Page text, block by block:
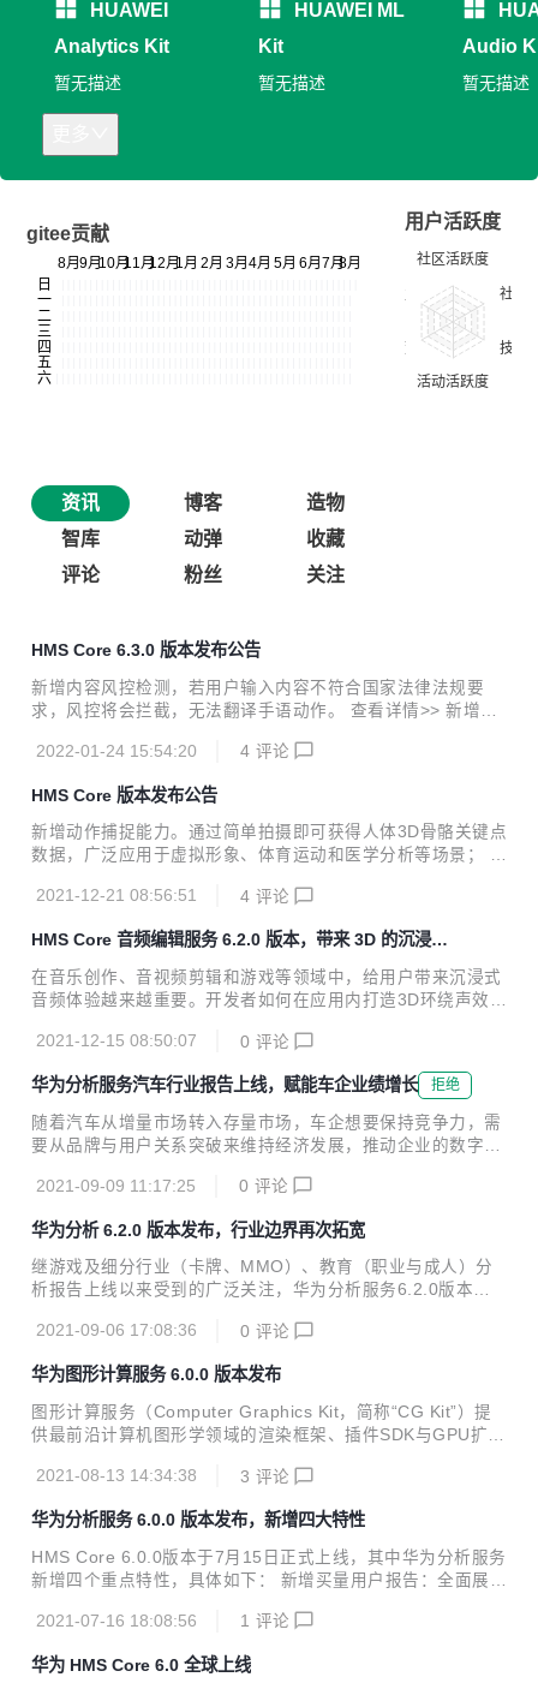
HUAWEI
Analytics Kit
暂无描述
HUAWEI ML
Kit
暂无描述
Audio
暂无描述
gitee贡献
用户活跃度
资讯 博客
造物
智库
动弹
收藏
评论
粉丝 关注
HMS Core 6.3.0 版本发布公告
新增内容风控检测，若用户输入内容不符合国家法律法规要
求，风控将会拦截，无法翻译手语动作。 查看详情>> 新增受
广告效率； 新增服务端Java SDK，开发者可以快速集成使用
人脸的动态遮挡，有效保护人脸隐私； 新增曲线变速功能，可
自定义调整视频播放速度，实现非线性变速； 新增裁剪功能，
支持修改图片、视频尺寸。 查看详情>> 新增单麦降噪功能，
满足用户个性化使用需求； 新增原子能力SDK的集成方式，
可自定义UI，开发者能根据App需求自定义使用界面。 查看详
2022-01-24 15:54:20 4 评论
HMS Core 版本发布公告
新增动作捕捉能力。通过简单拍摄即可获得人体3D骨骼关键点
数据，广泛应用于虚拟形象、体育运动和医学分析等场景； 3
力。可根据坐标点绑路，解决因信号丢失或无法绑路而导致的
提供UI SDK和原子能力SDK两种集成方式，其中原子能力SD
K可自定义UI，用户能根据个人喜好自定义使用界面； 原子能
力SDK新增AI剪辑能力，提供人像复活、人物追踪、专属滤
船运动记录； 新增支持加拿大、以色列、摩洛哥、梵蒂冈4个
2021-12-21 08:56:51 4 评论
HMS Core 音频编辑服务 6.2.0 版本，带来 3D 的沉浸式
体验
在音乐创作、音视频剪辑和游戏等领域中，给用户带来沉浸式
音频体验越来越重要。开发者如何在应用内打造3D环绕声效？
可以将人声、乐器等音频元素渲染到指定的三维空间方位，支
持静态和动态渲染两种模式，进一步提升应用中的音效体验。
开发者可以点击查看以下Demo演示，了解集成效果并上手实
验功能特性。 开发实战 1. 开发准备 开发者提前准备音乐素
材，MP3格式最佳。其他音频格式请参考“2.4”步骤转换，视
2021-12-15 08:50:07 0 评论
华为分析服务汽车行业报告上线，赋能车企业绩增长 拒绝
随着汽车从增量市场转入存量市场，车企想要保持竞争力，需
要从品牌与用户关系突破来维持经济发展，推动企业的数字化
辆服务、购车销售分析和社区与售后构建汽车行业专属全域数
验，打造品牌优势。 构建全域数据指标体系，提升用户价值运
营。 1、 数据概览看板，实时掌握关键运营指标 注册、新
增、活跃、付费用户数都是最基本的运营指标，加入数据概览
板可视化呈现的两个数据：车型分布和商城收入，帮助运营人
2021-09-09 11:17:25 0 评论
华为分析 6.2.0 版本发布，行业边界再次拓宽
继游戏及细分行业（卡牌、MMO）、教育（职业与成人）分
析报告上线以来受到的广泛关注，华为分析服务6.2.0版本再
强势来袭，为各行业数据驱动运营之路高效赋能。 本次6.2.0
行业报告，并提供配套埋点模板，数据上报与分析一站式解
决。 受众群体支持同步至华为应用市场活动管理，用户触达更
加精准。 事件归因分析支持事件内参数的归因，准确还原各事
入能力，支持按需导入自定义用户属性，用户分析更加多样
2021-09-06 17:08:36 0 评论
华为图形计算服务 6.0.0 版本发布
图形计算服务（Computer Graphics Kit，简称“CG Kit”）提
供最前沿计算机图形学领域的渲染框架、插件SDK与GPU扩展
开发者创造最佳体验产品。 华为图形计算服务6.0.0版本已发
的重负载环境下3D渲染； 新增骨骼动画插件特性，使游戏角
色的动作更真实； 新增流体插件，更接近真实的液体形态；
新增体积雾插件，提供逼真、高效的雾渲染能力； 新增TAA抗
版本更新说明可查看新特性介绍
2021-08-13 14:34:38 3 评论
华为分析服务 6.0.0 版本发布，新增四大特性
HMS Core 6.0.0版本于7月15日正式上线，其中华为分析服务
新增四个重点特性，具体如下： 新增买量用户报告：全面展示
况，以及付费率、ARPPU、ARPU等指标，高效衡量买量用户
额、付费率、ARPPU、ARPU等指标及每日明细，方便您全览
2021-07-16 18:08:56 1 评论
华为 HMS Core 6.0 全球上线